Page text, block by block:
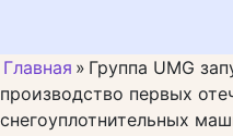
Главная » Группа UMG
производство первых
снегоуплотнительных